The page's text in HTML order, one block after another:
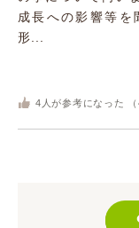
成長への影響等を
形...
4 人が参考になった （